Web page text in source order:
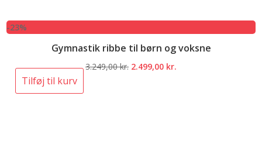
-23%
Gymnastik ribbe til børn og voksne
3.249,00kr. Den
2.499,00 kr.
Tilføj til kurv